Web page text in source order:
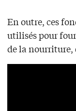
En outre, ces
utilisés pour
de la nourriture,